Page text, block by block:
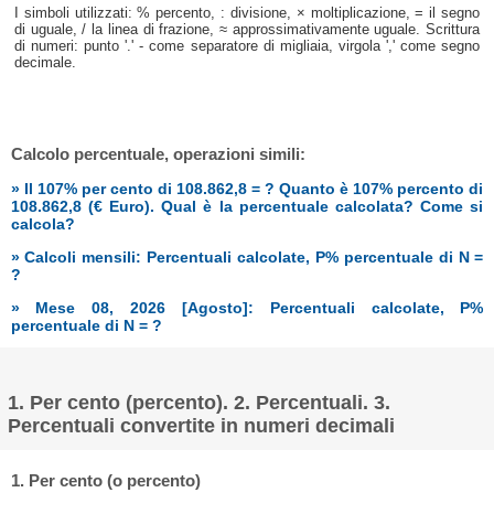
I simboli utilizzati: % percento, : divisione, × moltiplicazione, = il segno
di uguale, / la linea di frazione, ≈ approssimativamente uguale. Scrittura
di numeri: punto '.' - come separatore di migliaia, virgola ',' come segno
decimale.
Calcolo percentuale, operazioni simili:
» Il 107% per cento di 108.862,8 = ? Quanto è 107% percento di
108.862,8 (€ Euro). Qual è la percentuale calcolata? Come si
calcola?
» Calcoli mensili: Percentuali calcolate, P% percentuale di N =
?
» Mese 08, 2026 [Agosto]: Percentuali calcolate, P%
percentuale di N = ?
1. Per cento (percento). 2. Percentuali. 3.
Percentuali convertite in numeri decimali
1. Per cento (o percento)